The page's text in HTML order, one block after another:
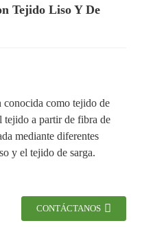
Tejido Liso Y De
conocida como tejido de
tejido a partir de fibra de
mediante diferentes
y el tejido de sarga.
CONTÁCTANOS